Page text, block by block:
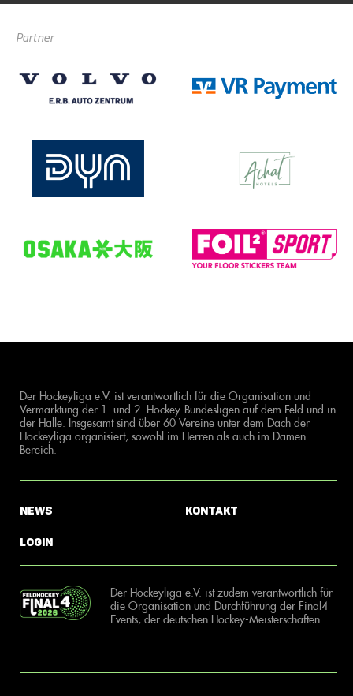
Partner
Der Hockeyliga e.V. ist verantwortlich für die Organisation und
Vermarktung der 1. und 2. Hockey-Bundesligen auf dem Feld und in
der Halle. Insgesamt sind über 60 Vereine unter dem Dach der
Hockeyliga organisiert, sowohl im Herren als auch im Damen
Bereich.
News
Login
Kontakt
Der Hockeyliga e.V. ist zudem verantwortlich für
die Organisation und Durchführung der Final4
Events, der deutschen Hockey-Meisterschaften.